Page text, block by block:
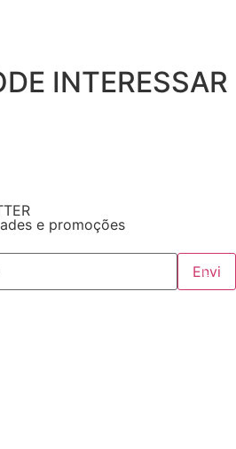
INTERESSAR
e promoções